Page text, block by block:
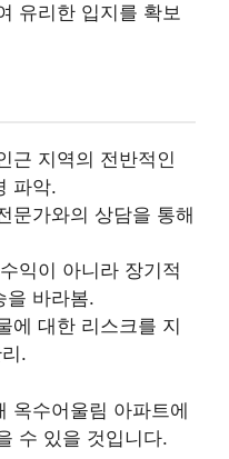
유리한 입지를 확보
근 지역의 전반적인
파악.
문가와의 상담을 통해
익이 아니라 장기적
을 바라봄.
에 대한 리스크를 지
.
옥수어울림 아파트에
수 있을 것입니다.